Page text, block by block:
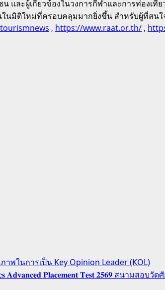
และผู้เกี่ยวข้องในวงการกีฬาและการท่องเ
นมิติใหม่ที่ครอบคลุมมากยิ่งขึ้น สำหรับผู้ที่สน
, https://www.raat.or.th/ ,
พในการเป็น Key Opinion Leader (KOL)
𝐀𝐝𝐯𝐚𝐧𝐜𝐞𝐝 𝐏𝐥𝐚𝐜𝐞𝐦𝐞𝐧𝐭 𝐓𝐞𝐬𝐭 𝟐𝟓𝟔𝟗 สนามสอ